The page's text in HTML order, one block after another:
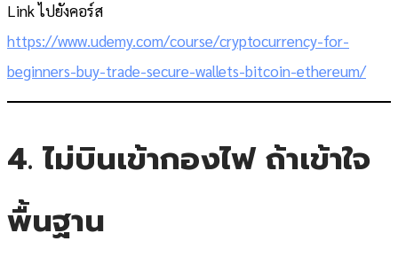
Link ไปยังคอร์ส
https://www.udemy.com/course/cryptocurrency-for-
beginners-buy-trade-secure-wallets-bitcoin-ethereum/
4. ไม่บินเข้ากองไฟ ถ้าเข้าใจ
พื้นฐาน